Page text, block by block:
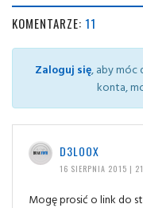
KOMENTARZE: 11
Zaloguj się, aby móc
konta,
D3LOOX
16 SIERPNIA 2015 |
Mogę prosić o link do